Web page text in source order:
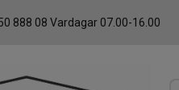
888 08 Vardagar 07.00-16.00